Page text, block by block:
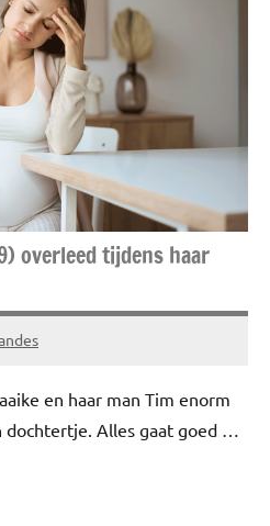
overleed tijdens haar
en haar man Tim enorm
Alles gaat goed …